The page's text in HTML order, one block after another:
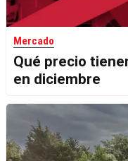
Mercado
Qué precio
en diciembre